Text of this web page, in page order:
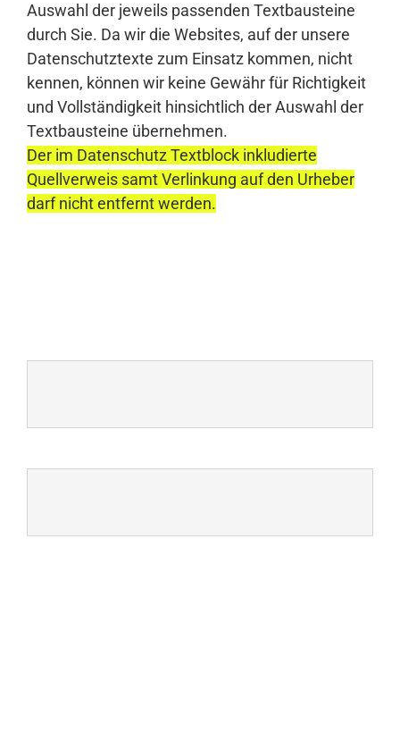
Auswahl der jeweils passenden Textbausteine
durch Sie. Da wir die Websites, auf der unsere
Datenschutztexte zum Einsatz kommen, nicht
kennen, können wir keine Gewähr für Richtigkeit
und Vollständigkeit hinsichtlich der Auswahl der
Textbausteine übernehmen.
Der im Datenschutz Textblock inkludierte
Quellverweis samt Verlinkung auf den Urheber
darf nicht entfernt werden.